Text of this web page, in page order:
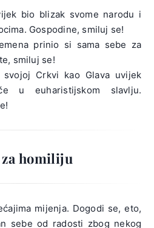
bio blizak svome narodu i
Gospodine, smiluj se!
prinio si sama sebe za
smiluj se!
Crkvi kao Glava uvijek
u euharistijskom slavlju.
homiliju
mijenja. Dogodi se, eto,
sebe od radosti zbog nekog